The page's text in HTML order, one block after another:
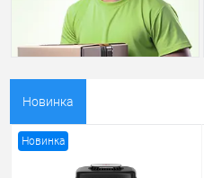
Новинка
Новинка